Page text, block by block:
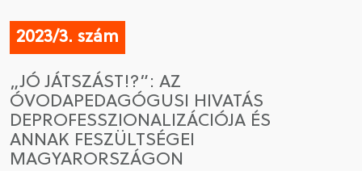
2023/3. szám
„JÓ JÁTSZÁST!?”: AZ
ÓVODAPEDAGÓGUSI HIVATÁS
DEPROFESSZIONALIZÁCIÓJA ÉS
ANNAK FESZÜLTSÉGEI
MAGYARORSZÁGON